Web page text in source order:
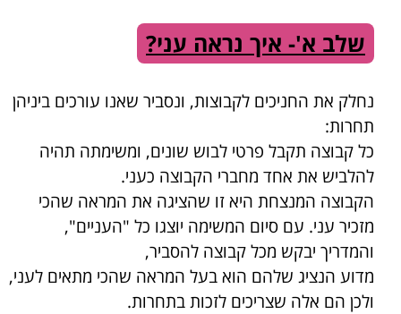
שלב א'- איך נראה עני?
נחלק את החניכים לקבוצות, ונסביר שאנו עורכים ביניהן
תחרות:
כל קבוצה תקבל פרטי לבוש שונים, ומשימתה תהיה
להלביש את אחד מחברי הקבוצה כעני.
הקבוצה המנצחת היא זו שהציגה את המראה שהכי
מזכיר עני. עם סיום המשימה יוצגו כל "העניים",
והמדריך יבקש מכל קבוצה להסביר,
מדוע הנציג שלהם הוא בעל המראה שהכי מתאים לעני,
ולכן הם אלה שצריכים לזכות בתחרות.